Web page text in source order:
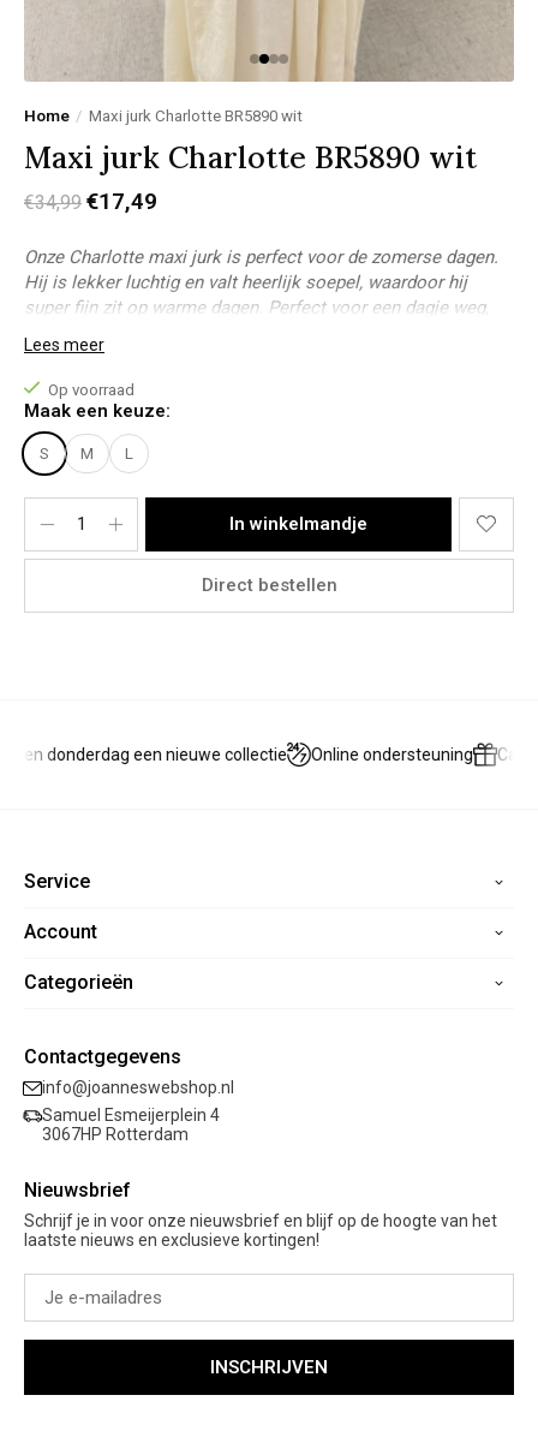
Home / Maxi jurk Charlotte BR5890 wit
Maxi jurk Charlotte BR5890 wit
€34,99 €17,49
Onze Charlotte maxi jurk is perfect voor de zomerse dagen.
Hij is lekker luchtig en valt heerlijk soepel, waardoor hij
super fijn zit op warme dagen. Perfect voor een dagje weg,
vakantie of een zomerse avond
Lichaamslengte: 1,73m
Bovenkant: M
Onderkant: 38
Het model draagt een maat M
Materiaal:
100% Polyester.
Lees meer
Op voorraad
Maak een keuze:
S M L
In winkelmandje
Direct bestellen
en donderdag een nieuwe collectie Online ondersteuning
Service
Home
Veelgestelde vragen
Retourneren
Garantie
Account
Registreren
Mijn verlanglijst
Categorieën
Sale
Kleding
Schoenen
Cadeaubon
Contactgegevens
info@joanneswebshop.nl
Samuel Esmeijerplein 4
3067HP Rotterdam
Nieuwsbrief
Schrijf je in voor onze nieuwsbrief en blijf op de hoogte van het
laatste nieuws en exclusieve kortingen!
INSCHRIJVEN